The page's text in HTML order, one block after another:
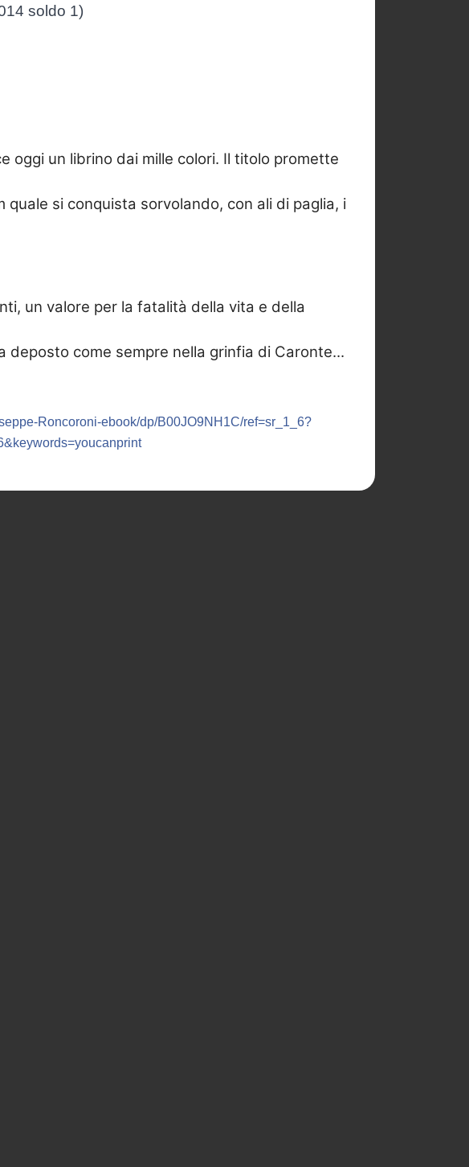
soldo 1)
oggi un librino dai mille colori. Il titolo promette
si conquista sorvolando, con ali di paglia, i
un valore per la fatalità della vita e della
come sempre nella grinfia di Caronte...
Roncoroni-ebook/dp/B00JO9NH1C/ref=sr_1_6?